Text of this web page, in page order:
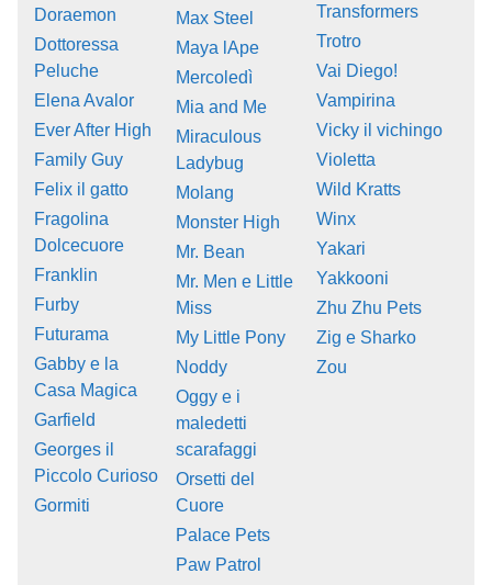
Doraemon
Dottoressa
Peluche
Elena Avalor
Ever After High
Family Guy
Felix il gatto
Fragolina
Dolcecuore
Franklin
Furby
Futurama
Gabby e la
Casa Magica
Garfield
Georges il
Piccolo Curioso
Gormiti
Max Steel
Maya lApe
Mercoledì
Mia and Me
Miraculous
Ladybug
Molang
Monster High
Mr. Bean
Mr. Men e Little
Miss
My Little Pony
Noddy
Oggy e i
maledetti
scarafaggi
Orsetti del
Cuore
Palace Pets
Paw Patrol
Transformers
Trotro
Vai Diego!
Vampirina
Vicky il vichingo
Violetta
Wild Kratts
Winx
Yakari
Yakkooni
Zhu Zhu Pets
Zig e Sharko
Zou